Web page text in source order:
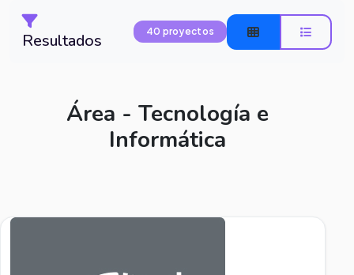
Resultados 40 proyectos
Área - Tecnología e
Informática